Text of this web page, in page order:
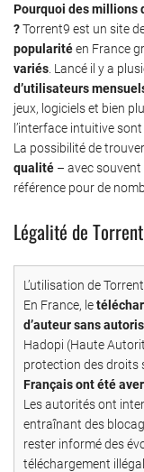
Pourquoi des millions
?Torrent9 est un site
popularitéen France
variés . Lancé il y a
d’utilisateurs
jeux, logiciels et bien
l’interface intuitive
La possibilité de
qualité – avec
référence pour de
Légalité de
L’utilisation de
En France, le
d’auteur sans
Hadopi (Haute
protection des droits
Français ont été
Les autorités ont
entraînant des
rester informé des
téléchargement